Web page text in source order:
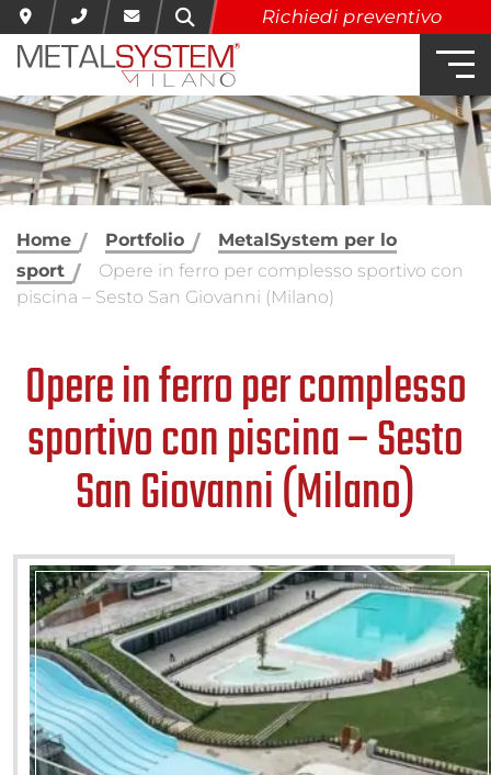
Richiedi preventivo
Home Portfolio
MetalSystem per lo
sport
Opere in ferro per complesso sportivo con
piscina – Sesto San Giovanni (Milano)
Opere in ferro per complesso
sportivo con piscina – Sesto
San Giovanni (Milano)